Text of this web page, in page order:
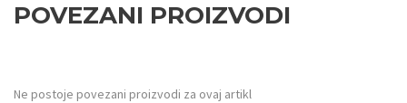
POVEZANI PROIZVODI
Ne postoje povezani proizvodi za ovaj artikl